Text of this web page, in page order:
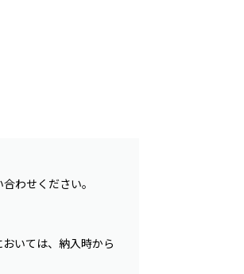
わせください。
いては、納入時から